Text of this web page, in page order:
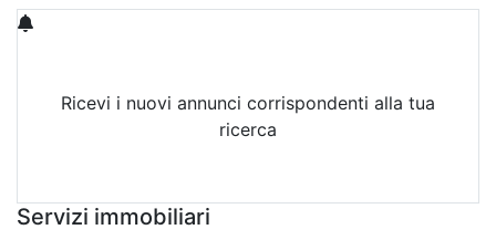
Ricevi i nuovi annunci corrispondenti alla tua
ricerca
Servizi immobiliari